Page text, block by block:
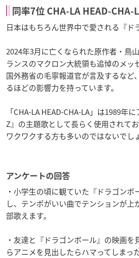
同率7位 CHA-LA HEAD-CHA-
日本はもちろん世界中で愛される『ド
2024年3月に亡くなられた原作者・鳥
ランスのマクロン大統領も追悼のメッ
国外務省の毛寧報道官が言及するなど
るほどの影響力を持っています。
「CHA-LA HEAD-CHA-LA」は1989年
Z』の主題歌として長らく使用されて
ワクワクする方も多いのではないでし
アンケートの回答
・小学生の頃に観ていた『ドラゴンボ
し、テンポがいい曲でテンションが上
部歌えます。
・友達と『ドラゴンボール』の映画
らアニメを見出したらハマってしまっ